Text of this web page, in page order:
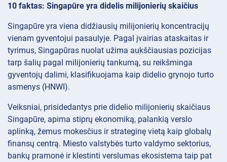
10 faktas: Singapūre yra didelis milijonierių skaičius
Singapūre yra viena didžiausių milijonierių koncentracijų
vienam gyventojui pasaulyje. Pagal įvairias ataskaitas ir
tyrimus, Singapūras nuolat užima aukščiausias pozicijas
tarp šalių pagal milijonierių tankumą, su reikšminga
gyventojų dalimi, klasifikuojama kaip didelio grynojo turto
asmenys (HNWI).
Veiksniai, prisidedantys prie didelio milijonierių skaičiaus
Singapūre, apima stiprų ekonomiką, palankią verslo
aplinką, žemus mokesčius ir strateginę vietą kaip globalų
finansų centrą. Miesto valstybės turto valdymo sektorius,
bankų pramonė ir klestinti verslumas ekosistema taip pat